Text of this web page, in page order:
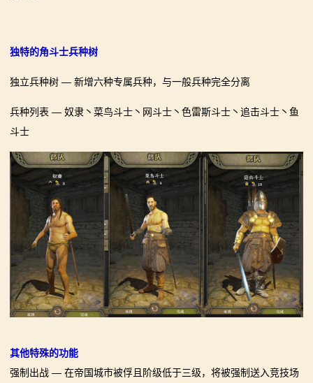
独特的角斗士兵种树
独立兵种树 — 新增六种专属兵种，与一般兵种完全分离
兵种列表 — 奴隶丶菜鸟斗士丶网斗士丶色雷斯斗士丶追击斗士丶鱼
斗士
其他特殊的功能
强制出战 — 在帝国城市被俘且阶级低于三级，将被强制送入竞技场